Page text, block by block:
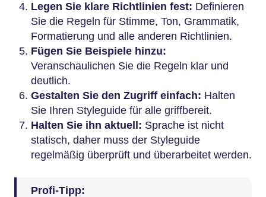
Legen Sie klare Richtlinien fest: Definieren
Sie die Regeln für Stimme, Ton, Grammatik,
Formatierung und alle anderen Richtlinien.
Fügen Sie Beispiele hinzu:
Veranschaulichen Sie die Regeln klar und
deutlich.
Gestalten Sie den Zugriff einfach: Halten
Sie Ihren Styleguide für alle griffbereit.
Halten Sie ihn aktuell: Sprache ist nicht
statisch, daher muss der Styleguide
regelmäßig überprüft und überarbeitet werden.
Profi-Tipp: